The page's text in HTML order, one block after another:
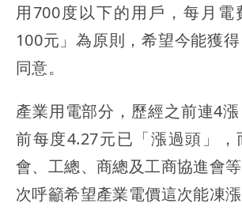
用700度以下的用戶，每月電
100元」為原則，希望今能獲
同意。
產業用電部分，歷經之前連4
前每度4.27元已「漲過頭」，
會、工總、商總及工商協進會
次呼籲希望產業電價這次能凍